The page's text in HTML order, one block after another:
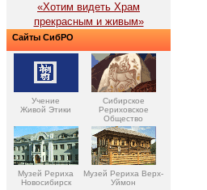
«Хотим видеть Храм
прекрасным и живым»
Сайты СибРО
Учение
Живой Этики
Сибирское
Рериховское
Общество
Музей Рериха
Новосибирск
Музей Рериха Верх-
Уймон